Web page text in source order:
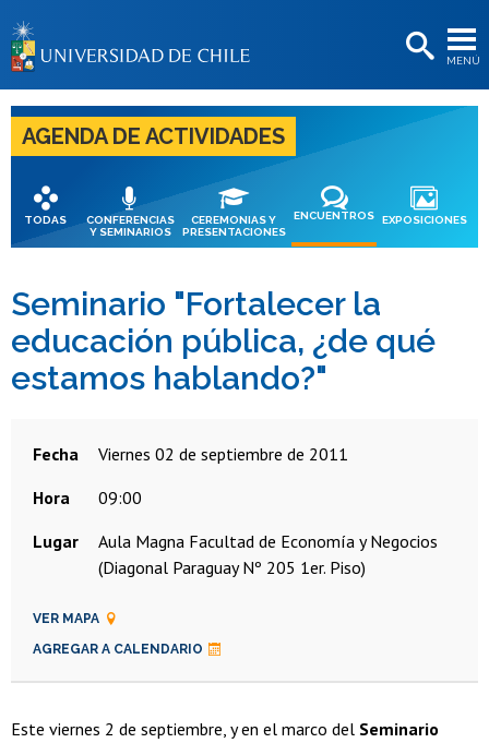
MENÚ
BIBLIOTECAS
LA UNIVERSIDAD
Postulantes
Estudiantes
Académicas/os
Funcionarias/os
Egresadas/os
AGENDA DE ACTIVIDADES
TODAS
CONFERENCIAS
Y SEMINARIOS
CEREMONIAS Y
PRESENTACIONES
ENCUENTROS EXPOSICIONES
Seminario "Fortalecer la
educación pública, ¿de qué
estamos hablando?"
Fecha
viernes 02 de septiembre de 2011
Hora
09:00
Lugar
Aula Magna Facultad de Economía y Negocios
(Diagonal Paraguay Nº 205 1er. Piso)
VER MAPA
AGREGAR A CALENDARIO
Este viernes 2 de septiembre, y en el marco del Seminario